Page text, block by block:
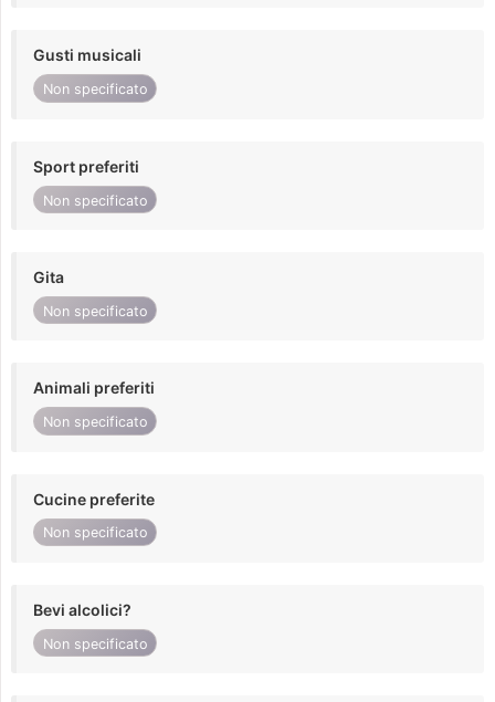
Gusti musicali
Non specificato
Sport preferiti
Non specificato
Gita
Non specificato
Animali preferiti
Non specificato
Cucine preferite
Non specificato
Bevi alcolici?
Non specificato